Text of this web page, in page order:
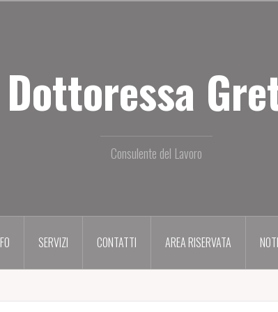
Consulente del Lavoro
SERVIZI CONTATTI AREA RISERVATA